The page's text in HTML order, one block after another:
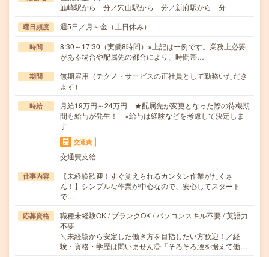
韮崎駅から---分／穴山駅から---分／新府駅から---分
曜日頻度 週5日／月～金（土日休み）
時間
8:30～17:30（実働8時間）※上記は一例です。業務上必要
がある場合や配属先の都合により、時間帯…
期間
無期雇用（テクノ・サービスの正社員として勤務いただき
ます）
時給
月給19万円～24万円 ★配属先が変更となった際の待機期
間も給与が発生！ ※給与は経験などを考慮して決定しま
す
交通費
交通費支給
仕事内容
【未経験歓迎！すぐ覚えられるカンタン作業がたくさ
ん！】シンプルな作業が中心なので、安心してスタート
で…
応募資格
職種未経験OK / ブランクOK / パソコンスキル不要 / 英語力
不要
＼未経験から安定した働き方を目指したい方歓迎！／経
験・資格・学歴は問いません◎「そろそろ腰を据えて働…